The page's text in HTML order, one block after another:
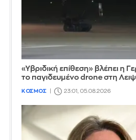
«Υβριδική επίθεση» βλέπει η
το παγιδευμένο drone στη
ΚΟΣΜΟΣ 23:01, 05.08.2026